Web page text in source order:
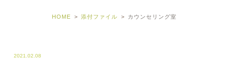
HOME 添付ファイル カウンセリング室
2021.02.08